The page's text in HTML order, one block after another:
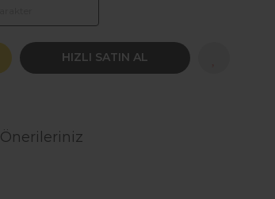
HIZLI SATIN AL
Önerileriniz